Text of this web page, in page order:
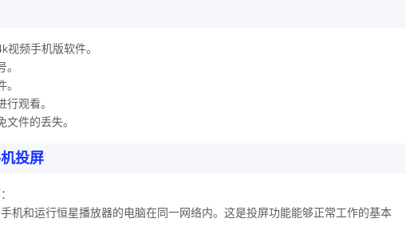
频手机版软件。
观看。
件的丢失。
投屏
机和运行恒星播放器的电脑在同一网络内。‌这是投屏功能能够正常工作的基本